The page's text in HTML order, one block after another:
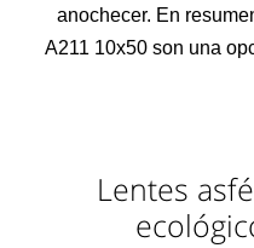
anochecer. En
A211 10x50 son una
Lentes